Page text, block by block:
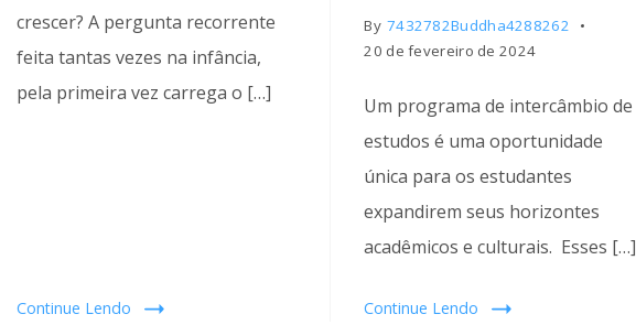
crescer? A pergunta recorrente
feita tantas vezes na infância,
pela primeira vez carrega o […]
Continue Lendo
By 7432782Buddha4288262
20 de fevereiro de 2024
Um programa de intercâmbio de
estudos é uma oportunidade
única para os estudantes
expandirem seus horizontes
acadêmicos e culturais. Esses […]
Continue Lendo